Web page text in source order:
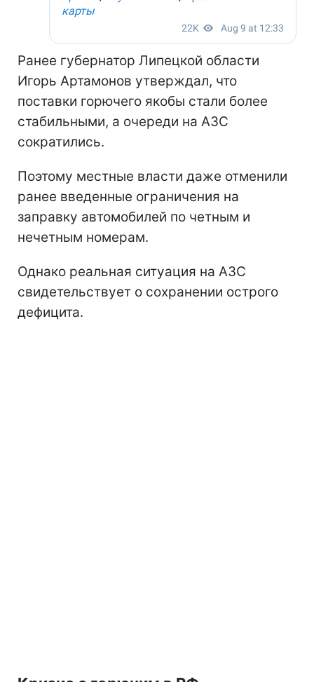
Ранее губернатор Липецкой области
Игорь Артамонов утверждал, что
поставки горючего якобы стали более
стабильными, а очереди на АЗС
сократились.
Поэтому местные власти даже отменили
ранее введенные ограничения на
заправку автомобилей по четным и
нечетным номерам.
Однако реальная ситуация на АЗС
свидетельствует о сохранении острого
дефицита.